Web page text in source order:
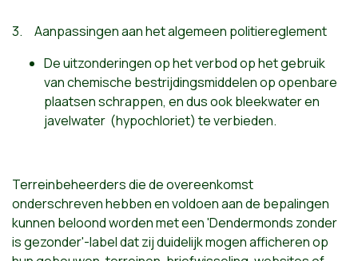
3. Aanpassingen aan het algemeen politiereglement
De uitzonderingen op het verbod op het gebruik
van chemische bestrijdingsmiddelen op openbare
plaatsen schrappen, en dus ook bleekwater en
javelwater (hypochloriet) te verbieden.
Terreinbeheerders die de overeenkomst
onderschreven hebben en voldoen aan de bepalingen
kunnen beloond worden met een 'Dendermonds zonder
is gezonder'-label dat zij duidelijk mogen afficheren op